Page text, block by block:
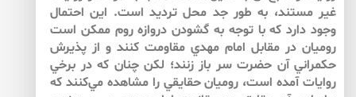
غير مستند، به طور جد محل ترديد است. اين احتمال
وجود دارد كه با توجه به گشودن دروازه روم ممكن است
روميان در مقابل امام مهدي مقاومت كنند و از پذيرش
حكمراني آن حضرت سر باز ‌زنند؛ لكن چنان كه در برخي
روايات آمده است، روميان حقايقي را مشاهده مي‌كنند كه